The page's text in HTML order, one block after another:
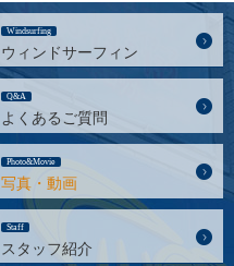
Windsurfing
ウィンドサーフィン
Q&A
よくあるご質問
Photo&Movie
写真・動画
Staff
スタッフ紹介